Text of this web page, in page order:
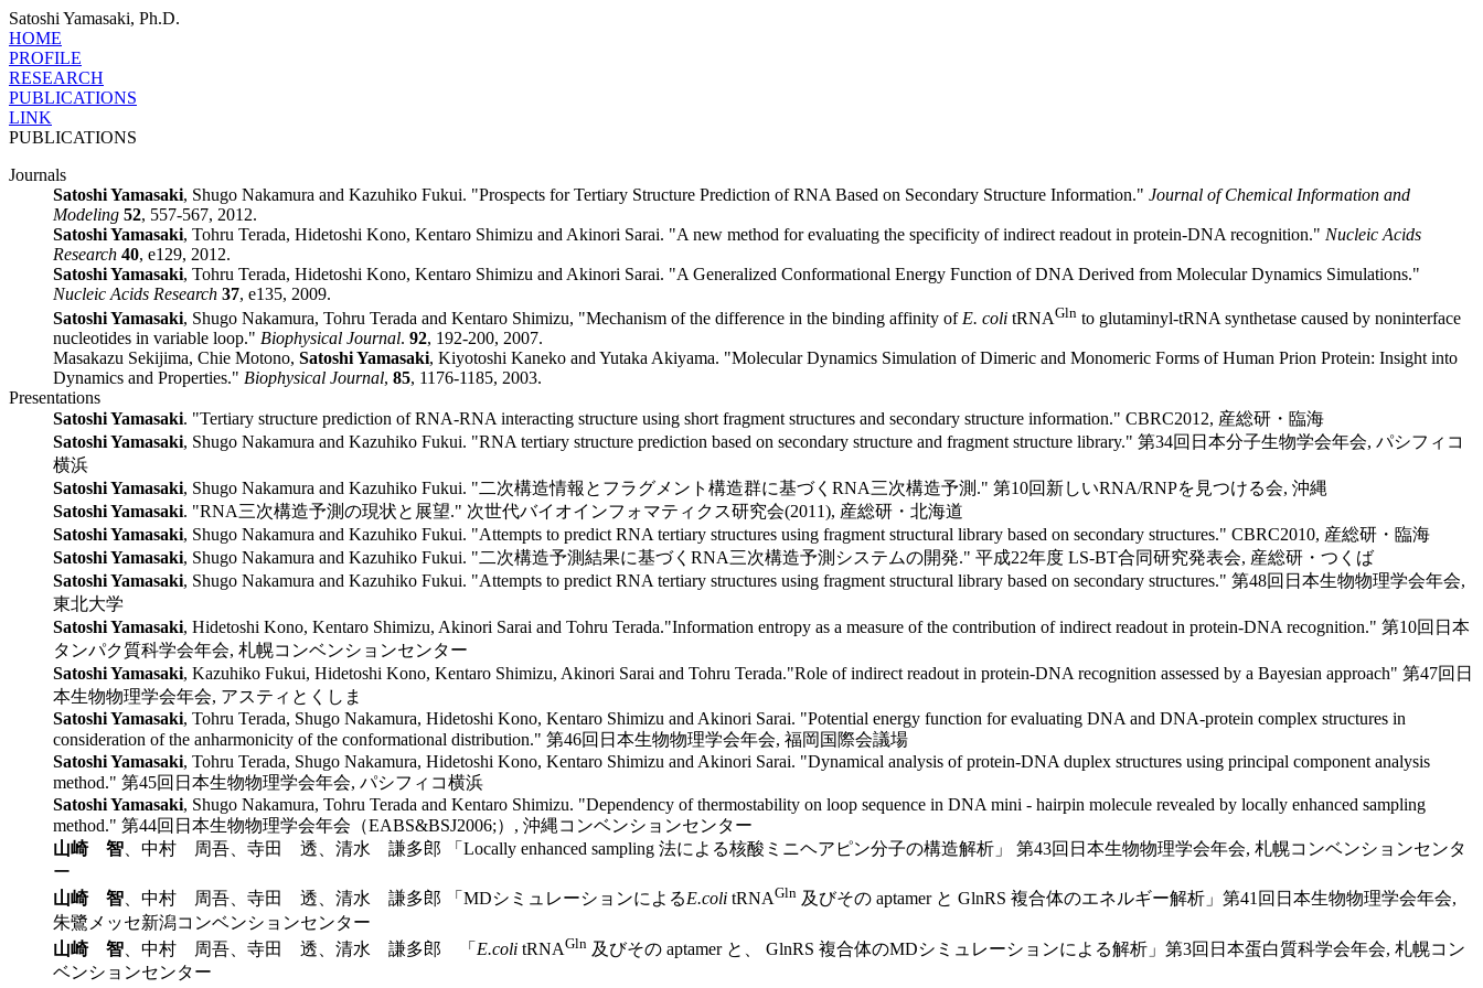
Satoshi Yamasaki, Ph.D.
HOME
PROFILE
RESEARCH
PUBLICATIONS
LINK
PUBLICATIONS
Journals
Satoshi Yamasaki, Shugo Nakamura and Kazuhiko Fukui. "Prospects for Tertiary Structure Prediction of RNA Based on Secondary Structure Information." Journal of Chemical Information and
Modeling 52, 557-567, 2012.
Satoshi Yamasaki, Tohru Terada, Hidetoshi Kono, Kentaro Shimizu and Akinori Sarai. "A new method for evaluating the specificity of indirect readout in protein-DNA recognition." Nucleic Acids
Research 40, e129, 2012.
Satoshi Yamasaki, Tohru Terada, Hidetoshi Kono, Kentaro Shimizu and Akinori Sarai. "A Generalized Conformational Energy Function of DNA Derived from Molecular Dynamics Simulations."
Nucleic Acids Research 37, e135, 2009.
Satoshi Yamasaki, Shugo Nakamura, Tohru Terada and Kentaro Shimizu, "Mechanism of the difference in the binding affinity of E. coli tRNAGln to glutaminyl-tRNA synthetase caused by noninterface
nucleotides in variable loop." Biophysical Journal. 92, 192-200, 2007.
Masakazu Sekijima, Chie Motono, Satoshi Yamasaki, Kiyotoshi Kaneko and Yutaka Akiyama. "Molecular Dynamics Simulation of Dimeric and Monomeric Forms of Human Prion Protein: Insight into
Dynamics and Properties." Biophysical Journal, 85, 1176-1185, 2003.
Presentations
Satoshi Yamasaki. "Tertiary structure prediction of RNA-RNA interacting structure using short fragment structures and secondary structure information." CBRC2012, 産総研・臨海
Satoshi Yamasaki, Shugo Nakamura and Kazuhiko Fukui. "RNA tertiary structure prediction based on secondary structure and fragment structure library." 第34回日本分子生物学会年会, パシフィコ
横浜
Satoshi Yamasaki, Shugo Nakamura and Kazuhiko Fukui. "二次構造情報とフラグメント構造群に基づくRNA三次構造予測." 第10回新しいRNA/RNPを見つける会, 沖縄
Satoshi Yamasaki. "RNA三次構造予測の現状と展望." 次世代バイオインフォマティクス研究会(2011), 産総研・北海道
Satoshi Yamasaki, Shugo Nakamura and Kazuhiko Fukui. "Attempts to predict RNA tertiary structures using fragment structural library based on secondary structures." CBRC2010, 産総研・臨海
Satoshi Yamasaki, Shugo Nakamura and Kazuhiko Fukui. "二次構造予測結果に基づくRNA三次構造予測システムの開発." 平成22年度 LS-BT合同研究発表会, 産総研・つくば
Satoshi Yamasaki, Shugo Nakamura and Kazuhiko Fukui. "Attempts to predict RNA tertiary structures using fragment structural library based on secondary structures." 第48回日本生物物理学会年会,
東北大学
Satoshi Yamasaki, Hidetoshi Kono, Kentaro Shimizu, Akinori Sarai and Tohru Terada."Information entropy as a measure of the contribution of indirect readout in protein-DNA recognition." 第10回日本
タンパク質科学会年会, 札幌コンベンションセンター
Satoshi Yamasaki, Kazuhiko Fukui, Hidetoshi Kono, Kentaro Shimizu, Akinori Sarai and Tohru Terada."Role of indirect readout in protein-DNA recognition assessed by a Bayesian approach" 第47回日
本生物物理学会年会, アスティとくしま
Satoshi Yamasaki, Tohru Terada, Shugo Nakamura, Hidetoshi Kono, Kentaro Shimizu and Akinori Sarai. "Potential energy function for evaluating DNA and DNA-protein complex structures in
consideration of the anharmonicity of the conformational distribution." 第46回日本生物物理学会年会, 福岡国際会議場
Satoshi Yamasaki, Tohru Terada, Shugo Nakamura, Hidetoshi Kono, Kentaro Shimizu and Akinori Sarai. "Dynamical analysis of protein-DNA duplex structures using principal component analysis
method." 第45回日本生物物理学会年会, パシフィコ横浜
Satoshi Yamasaki, Shugo Nakamura, Tohru Terada and Kentaro Shimizu. "Dependency of thermostability on loop sequence in DNA mini - hairpin molecule revealed by locally enhanced sampling
method." 第44回日本生物物理学会年会（EABS&BSJ2006;）, 沖縄コンベンションセンター
山崎 智 、中村 周吾、寺田 透、清水 謙多郎 「Locally enhanced sampling 法による核酸ミニヘアピン分子の構造解析」 第43回日本生物物理学会年会, 札幌コンベンションセンタ
ー
山崎 智、中村 周吾、寺田 透、清水 謙多郎 「MDシミュレーションによるE.coli tRNAGln 及びその aptamer と GlnRS 複合体のエネルギー解析」第41回日本生物物理学会年会,
朱鷺メッセ新潟コンベンションセンター
山崎 智 、中村 周吾、寺田 透、清水 謙多郎 「 E.coli tRNAGln 及びその aptamer と、 GlnRS 複合体のMDシミュレーションによる解析」第3回日本蛋白質科学会年会, 札幌コン
ベンションセンター